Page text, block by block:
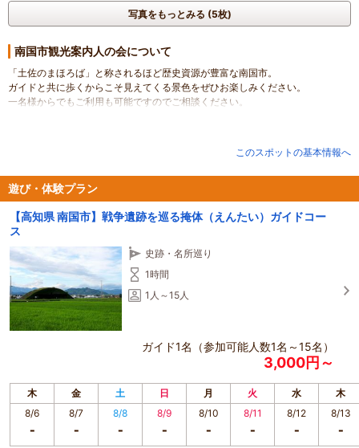
写真をもっとみる (5枚)
南国市観光案内人の会について
「土佐のまほろば」と称されるほど歴史資源が豊富な南国市。
ガイドと共に歩くからこそ見えてくる景色をぜひお楽しみください。
一名様からでもご利用も可能ですのでご相談ください。
このスポットの基本情報へ
遊び・体験プラン
【高知県 南国市】戦争遺跡を巡る掩体（えんたい）ガイドコー
ス
史跡・名所巡り
1時間
1人～15人
ガイド1名（参加可能人数1名～15名）
3,000円～
木 金 土 日 月 火 水
木
8/6
8/7 8/8 8/9 8/10 8/11 8/12 8/13